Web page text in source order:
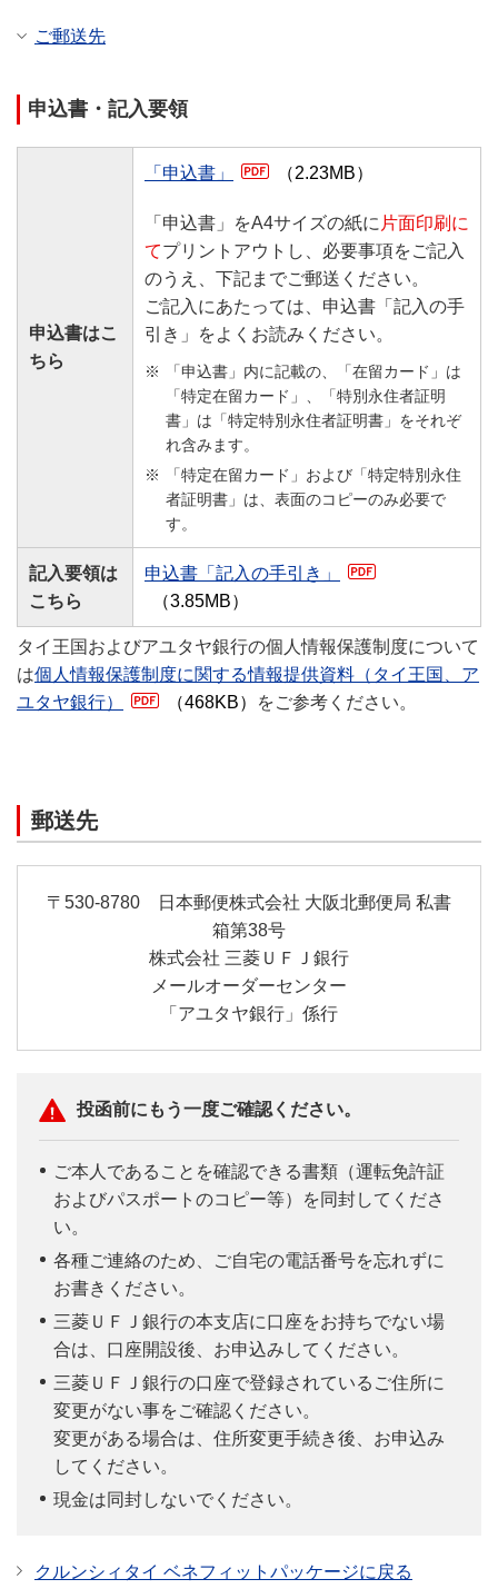
ご郵送先
申込書・記入要領
申込書はこ
ちら
「申込書」 （2.23MB）
「申込書」をA4サイズの紙に 片面印刷に
てプリントアウトし、必要事項をご記入
のうえ、下記までご郵送ください。
ご記入にあたっては、申込書「記入の手
引き」をよくお読みください。
「申込書」内に記載の、「在留カード」は
「特定在留カード」、「特別永住者証明
書」は「特定特別永住者証明書」をそれぞ
れ含みます。
「特定在留カード」および「特定特別永住
者証明書」は、表面のコピーのみ必要で
す。
記入要領は
こちら
申込書「記入の手引き」
（3.85MB）
タイ王国およびアユタヤ銀行の個人情報保護制度について
は個人情報保護制度に関する情報提供資料（タイ王国、ア
ユタヤ銀行）
（468KB） をご参考ください。
郵送先
〒530-8780 日本郵便株式会社 大阪北郵便局 私書
箱第38号
株式会社 三菱ＵＦＪ銀行
メールオーダーセンター
「アユタヤ銀行」係行
投函前にもう一度ご確認ください。
ご本人であることを確認できる書類（運転免許証
およびパスポートのコピー等）を同封してくださ
い。
各種ご連絡のため、ご自宅の電話番号を忘れずに
お書きください。
三菱ＵＦＪ銀行の本支店に口座をお持ちでない場
合は、口座開設後、お申込みしてください。
三菱ＵＦＪ銀行の口座で登録されているご住所に
変更がない事をご確認ください。
変更がある場合は、住所変更手続き後、お申込み
してください。
現金は同封しないでください。
クルンシィタイ ベネフィットパッケージに戻る